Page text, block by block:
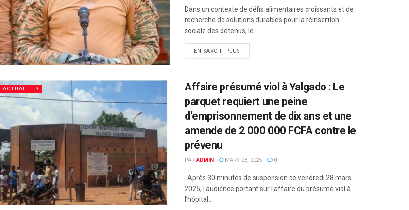
Dans un contexte de défis alimentaires croissants et de
recherche de solutions durables pour la réinsertion
sociale des détenus, le...
EN SAVOIR PLUS
ACTUALITÉS
Affaire présumé viol à Yalgado : Le
parquet requiert une peine
d’emprisonnement de dix ans et une
amende de 2 000 000 FCFA contre le
prévenu
PAR ADMIN MARS 28, 2025 0
Après 30 minutes de suspension ce vendredi 28 mars
2025, l’audience portant sur l’affaire du présumé viol à
l’hôpital...